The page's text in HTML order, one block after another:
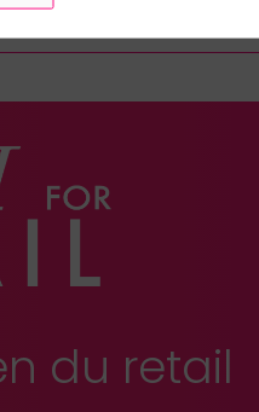
du retail